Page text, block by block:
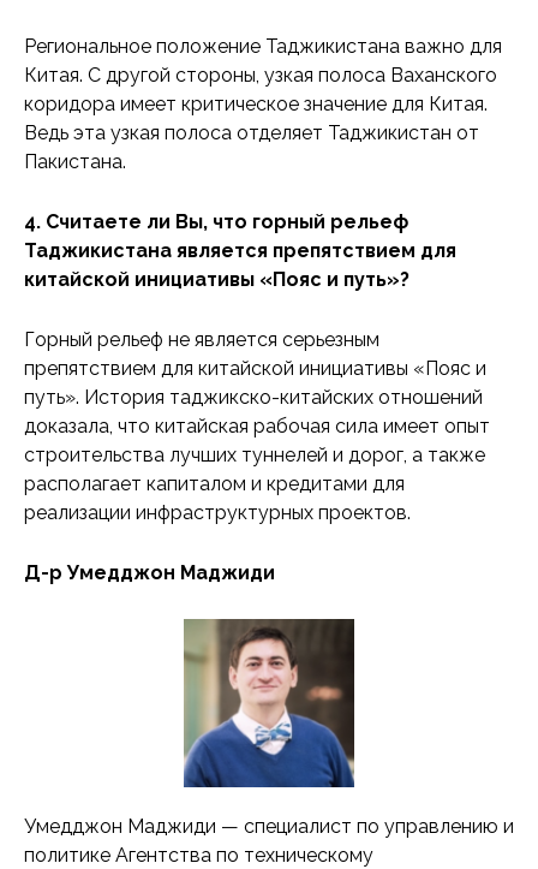
Региональное положение Таджикистана важно для
Китая. С другой стороны, узкая полоса Ваханского
коридора имеет критическое значение для Китая.
Ведь эта узкая полоса отделяет Таджикистан от
Пакистана.
4. Считаете ли Вы, что горный рельеф
Таджикистана является препятствием для
китайской инициативы «Пояс и путь»?
Горный рельеф не является серьезным
препятствием для китайской инициативы «Пояс и
путь». История таджикско-китайских отношений
доказала, что китайская рабочая сила имеет опыт
строительства лучших туннелей и дорог, а также
располагает капиталом и кредитами для
реализации инфраструктурных проектов.
Д-р Умедджон Маджиди
Умедджон Маджиди — специалист по управлению и
политике Агентства по техническому